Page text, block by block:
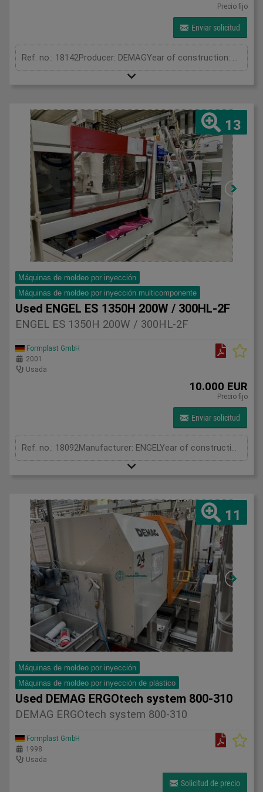
Precio fijo
Enviar solicitud
Ref. no.: 18142Producer: DEMAGYear of construction: 1997Clamping unitClamping force: 50 tonOpening stroke: 400 mmDistance between tie bars: 355 x 355 mmMould height min.: 210 mmPlaten size (h x v): 540 x 540 mmInjection unitScrew diameter: 35 mmInjection volume: 106 cm³Shot weight: 95 gInjection pressure: 2573 barMeasurements and weightDimensions: 3,65 x 1,15 x 1,18 mMachine weight: 3600-2500 kg
13
Máquinas de moldeo por inyección
Máquinas de moldeo por inyección multicomponente
Used ENGEL ES 1350H 200W / 300HL-2F
ENGEL ES 1350H 200W / 300HL-2F
Formplast GmbH
2001
Usada
10.000 EUR
Precio fijo
Enviar solicitud
Ref. no.: 18092Manufacturer: ENGELYear of construction: 2001Clamping unitClamping force: 300 tonOpening stroke: 855 mmPlaten size (h x v): 1050 x 650 mmInjection unitScrew diameter: 60 +35 mmInjection volume: 735 +135 cm³Shot weight: 662 + 122 gInjection pressure: 1834 +1620 barMeasurements and weightDimensions: 7,75 x 2,35 x 2,6 mMachine weight: 24780 kgFurther information:ENGEL ES 1350H200W/300HL-2F — 2K Injection Moulding MachineThis machine from the prestigious Austrian manufacturer ENGEL, built in 2001, features a clamping force of 300 tonnes and a true 2K L-configuration in horizontal layout.Motor and Hydraulic SystemThe machine is equipped with a powerful electric motor coupled to a high-pressure hydraulic pump group. The electric motor continuously drives the hydraulic pump, providing pressurised oil flow throughout the entire system. This pressurised oil feeds the clamping cylinder, the injection pistons of both units, and the ejector system. The thick red hydraulic hoses visible behind Unit B carry this high-pressure oil flow — both units are supplied via independent hydraulic circuits, allowing Unit A and Unit B to operate simultaneously without influencing each other.Operating PrincipleThe two independent injection units are positioned at 90° to each other — in an L-shape. The mould is locked with 300 tonnes of clamping force. Unit A injects the primary material into the mould at 1834 bar. Immediately afterwards, Unit B injects the second material or colour from a 90° angle into the same mould at 1620 bar. The two materials bond at a molecular level inside the mould, cooling is completed and the ejectors push out the finished 2K part as a single piece. No gluing, screwing or assembly is required — two materials emerge as one single part in a single cycle.ApplicationsAutomotive interior and exterior trim parts, large technical plastic components, parts combining a rigid body with a soft grip surface, two-colour large-surface parts.
11
Máquinas de moldeo por inyección
Máquinas de moldeo por inyección de plástico
Used DEMAG ERGOtech system 800-310
DEMAG ERGOtech system 800-310
Formplast GmbH
1998
Usada
Solicitud de precio